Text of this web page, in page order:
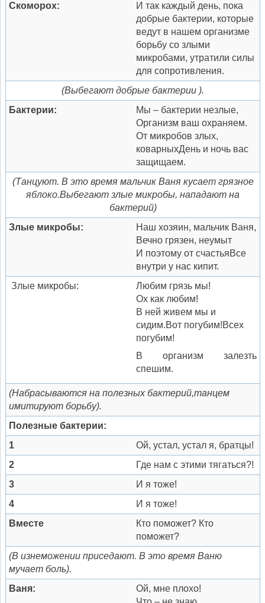
Скоморох:
И так каждый день, пока
добрые бактерии, которые
ведут в нашем организме
борьбу со злыми
микробами, утратили силы
для сопротивления.
(Выбегают добрые бактерии ).
Бактерии:
Мы – бактерии незлые,
Организм ваш охраняем.
От микробов злых,
коварныхДень и ночь вас
защищаем.
(Танцуют. В это время мальчик Ваня кусает грязное
яблоко.Выбегают злые микробы, нападают на
бактерий)
Злые микробы:
Наш хозяин, мальчик Ваня,
Вечно грязен, неумыт
И поэтому от счастьяВсе
внутри у нас кипит.
Злые микробы:
Любим грязь мы!
Ох как любим!
В ней живем мы и
сидим.Вот погубим!Всех
погубим!
В организм залезть
спешим.
(Набрасываются на полезных бактерий,танцем
имитируют борьбу).
Полезные бактерии:
1
Ой, устал, устал я, братцы!
2
Где нам с этими тягаться?!
3
И я тоже!
4
И я тоже!
Вместе
Кто поможет? Кто
поможет?
(В изнеможении приседают. В это время Ваню
мучает боль).
Ваня:
Ой, мне плохо!